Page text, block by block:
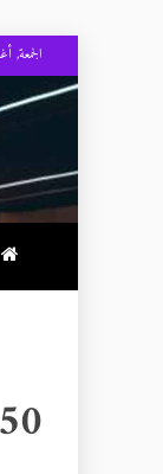
to
content
الجمعة,